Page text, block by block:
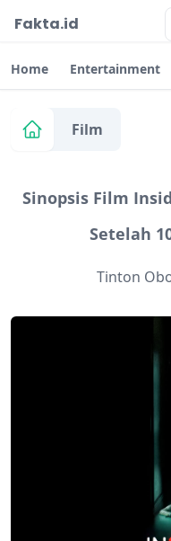
Fakta.id
Home Entertainment
Film
Sinopsis Film
Setelah
Tinton